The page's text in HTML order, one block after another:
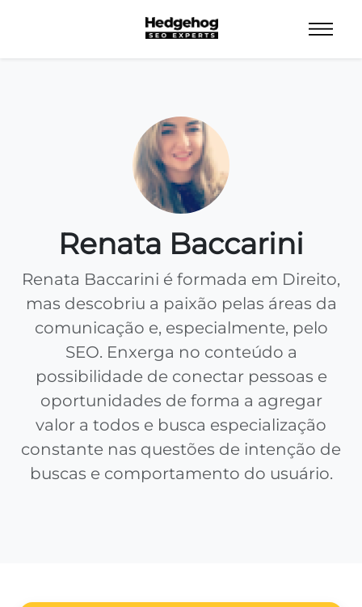
Renata Baccarini
Renata Baccarini é formada em Direito,
mas descobriu a paixão pelas áreas da
comunicação e, especialmente, pelo
SEO. Enxerga no conteúdo a
possibilidade de conectar pessoas e
oportunidades de forma a agregar
valor a todos e busca especialização
constante nas questões de intenção de
buscas e comportamento do usuário.